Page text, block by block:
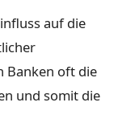
auf die
Banken oft die
und somit die